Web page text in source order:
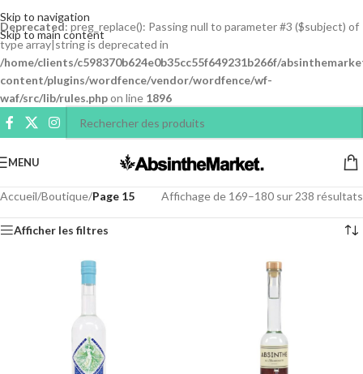
Deprecated: preg_replace(): Passing null to parameter #3 ($subject) of
type array|string is deprecated in
/home/clients/c598370b624e0b35cc55f649231b266f/
content/plugins/wordfence/vendor/wordfence/wf-
waf/src/lib/rules.phpon line 1896
Skip to navigation
Skip to main content
MENU
Accueil/Boutique/Page 15 Affichage de 169–180 sur 238 résultats
Afficher les filtres